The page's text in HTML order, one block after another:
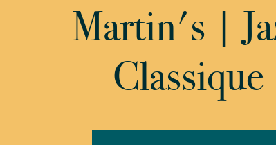
Martin's |
Classique